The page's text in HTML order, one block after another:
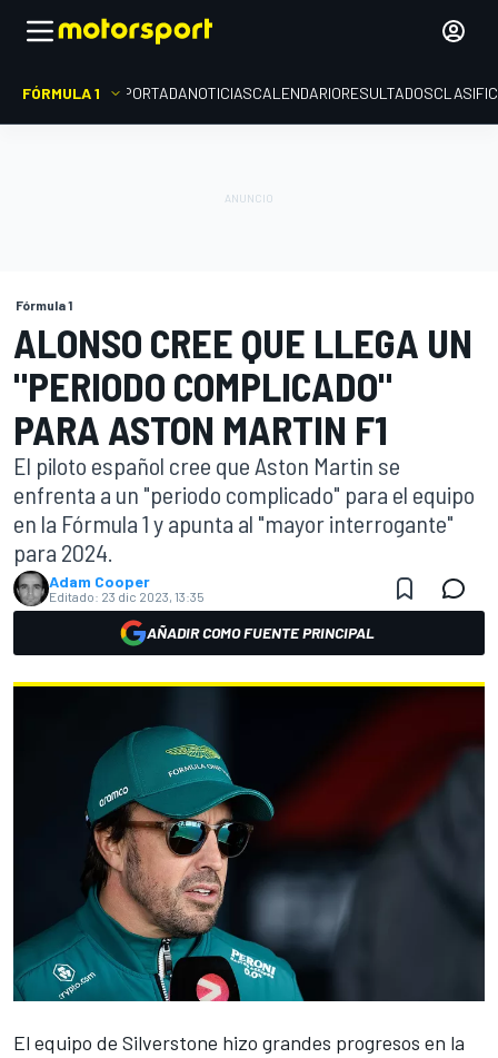
FÓRMULA 1 PORTADANOTICIASCALENDARIORESULTADOS
Fórmula 1
ALONSO CREE QUE LLEGA UN
"PERIODO COMPLICADO"
PARA ASTON MARTIN F1
El piloto español cree que Aston Martin se
enfrenta a un "periodo complicado" para el equipo
en la Fórmula 1 y apunta al "mayor interrogante"
para 2024.
Adam Cooper
Editado: 23 dic 2023, 13:35
AÑADIR COMO FUENTE PRINCIPAL
El equipo de Silverstone hizo grandes progresos en la